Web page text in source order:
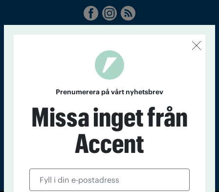
nummer av
Prenumerera på vårt nyhetsbrev
Missa inget från
Accent